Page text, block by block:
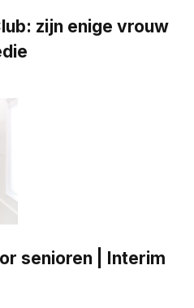
zijn enige vrouw
senioren | Interim